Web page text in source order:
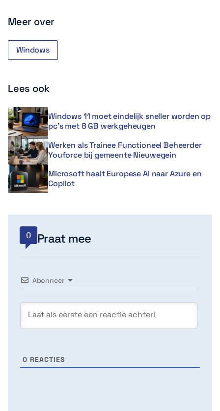
Meer over
Windows
Lees ook
Windows 11 moet eindelijk sneller worden op
pc’s met 8 GB werkgeheugen
Werken als Trainee Functioneel Beheerder
Youforce bij gemeente Nieuwegein
Microsoft haalt Europese AI naar Azure en
Copilot
0 Praat mee
Abonneer
0 REACTIES